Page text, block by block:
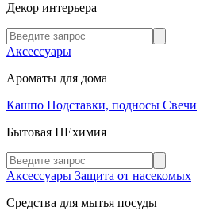
Декор интерьера
Аксессуары
Ароматы для дома
Кашпо Подставки, подносы Свечи
Бытовая НЕхимия
Аксессуары Защита от насекомых
Средства для мытья посуды